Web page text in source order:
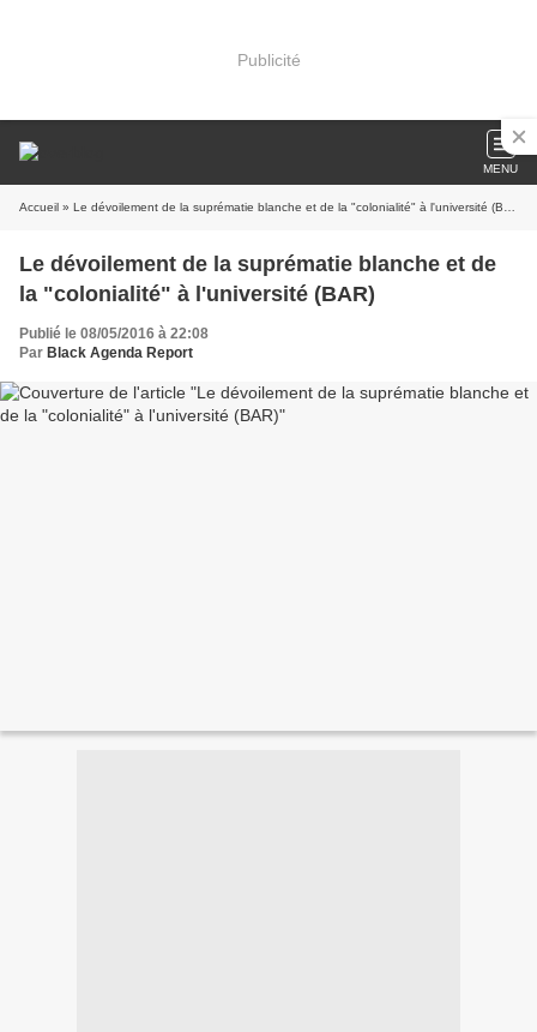
Publicité
MENU
Accueil » Le dévoilement de la suprématie blanche et de la "colonialité" à l'université (BAR)
Le dévoilement de la suprématie blanche et de
la "colonialité" à l'université (BAR)
Publié le 08/05/2016 à 22:08
Par Black Agenda Report